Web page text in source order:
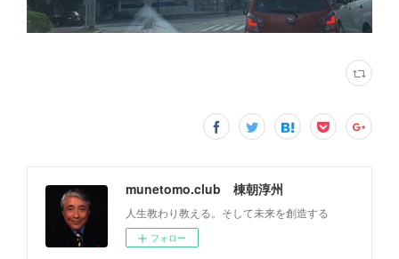
munetomo.club 棟朝淳州
人生教わり教える。そして未来を創造する
フォロー